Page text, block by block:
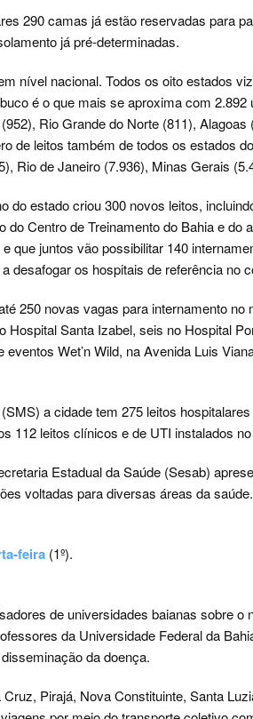
290 camas já estão reservadas para
já pré-determinadas.
nível nacional. Todos os oito estados
é o que mais se aproxima com 2.892
Rio Grande do Norte (811),
de leitos também de todos os estados
Rio de Janeiro (7.936), Minas Gerais
do estado criou 300 novos leitos,
do Centro de Treinamento do Bahia e do
que juntos vão possibilitar 140
desafogar os hospitais de referência no
250 novas vagas para internamento
Hospital Santa Izabel, seis no Hospital
Wet’n Wild, na Avenida Luis
a cidade tem 275 leitos
112 leitos clínicos e de UTI instalados
Estadual da Saúde (Sesab)
voltadas para diversas áreas da
feira (1º).
de universidades baianas sobre o
da Universidade Federal da
da doença.
Pirajá, Nova Constituinte, Santa